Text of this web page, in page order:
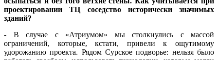
проектировании ТЦ соседство исторически значимых
зданий?
- В случае с «Атриумом» мы столкнулись с массой
ограничений, которые, кстати, привели к ощутимому
удорожанию проекта. Рядом Сурское подворье: нельзя было